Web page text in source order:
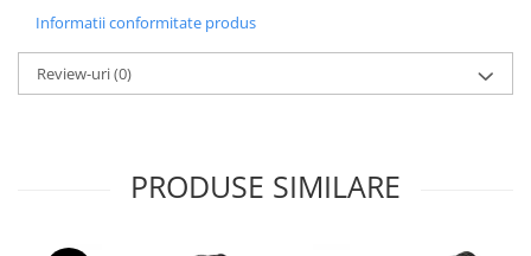
Pensule si trafaleti
Scari , lize si depozitare
Unelte pentru masurat
Informatii conformitate produs
Review-uri(0)
PRODUSE SIMILARE